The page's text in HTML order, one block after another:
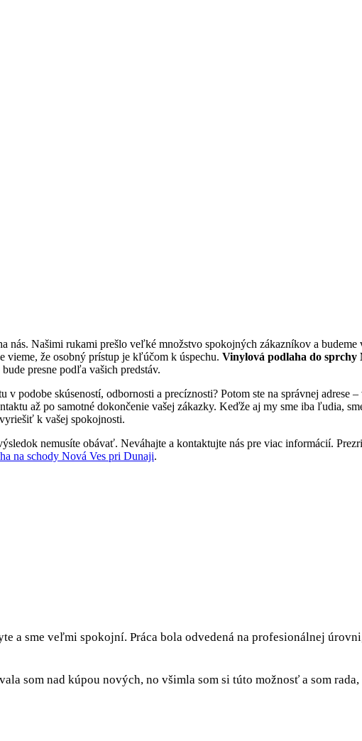
nás. Našimi rukami prešlo veľké množstvo spokojných zákazníkov a
vieme, že osobný prístup je kľúčom k úspechu. Vinylová podlaha do sprchy
presne podľa vašich predstáv.
v podobe skúseností, odbornosti a precíznosti? Potom ste na správnej adrese
až po samotné dokončenie vašej zákazky. Keďže aj my sme iba ľudia,
k vašej spokojnosti.
nemusíte obávať. Neváhajte a kontaktujte nás pre viac informácií.
na schody Nová Ves pri Dunaji.
a sme veľmi spokojní. Práca bola odvedená na profesionálnej
som nad kúpou nových, no všimla som si túto možnosť a som